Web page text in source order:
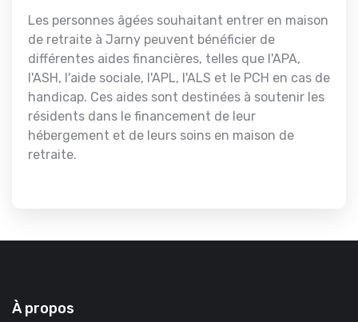
Les personnes âgées souhaitant entrer en maison
de retraite à Jarny peuvent bénéficier de
différentes aides financières, telles que l'APA,
l'ASH, l'aide sociale, l'APL, l'ALS et le PCH en cas de
handicap. Ces aides sont destinées à soutenir les
résidents dans le financement de leur
hébergement et de leurs soins en maison de
retraite.
À propos